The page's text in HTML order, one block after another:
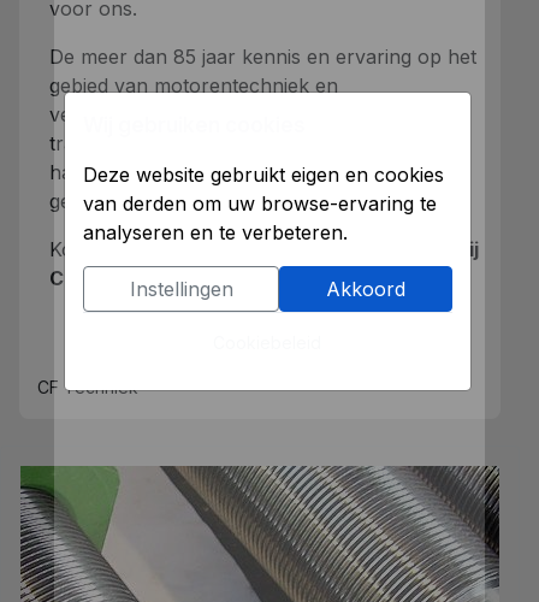
voor ons.
De meer dan 85 jaar kennis en ervaring op het
gebied van motorentechniek en
verspaningstechniek , een eigen
transportdienst, de centrale ligging tussen de
havens Rotterdam, Antwerpen en Vlissingen
geeft een ijzersterke combinatie.
Kortom, als het om techniek gaat….bent u bij
CF Techniek aan het goede adres!
CF Techniek
Deze website gebruikt eigen en cookies
van derden om uw browse-ervaring te
analyseren en te verbeteren.
Instellingen Akkoord